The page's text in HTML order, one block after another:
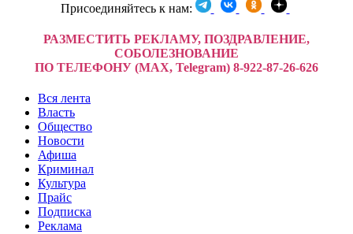
Присоединяйтесь к нам:
РАЗМЕСТИТЬ РЕКЛАМУ, ПОЗДРАВЛЕНИЕ,
СОБОЛЕЗНОВАНИЕ
ПО ТЕЛЕФОНУ (MAX, Telegram) 8-922-87-26-626
Вся лента
Власть
Общество
Новости
Афиша
Криминал
Культура
Прайс
Подписка
Реклама